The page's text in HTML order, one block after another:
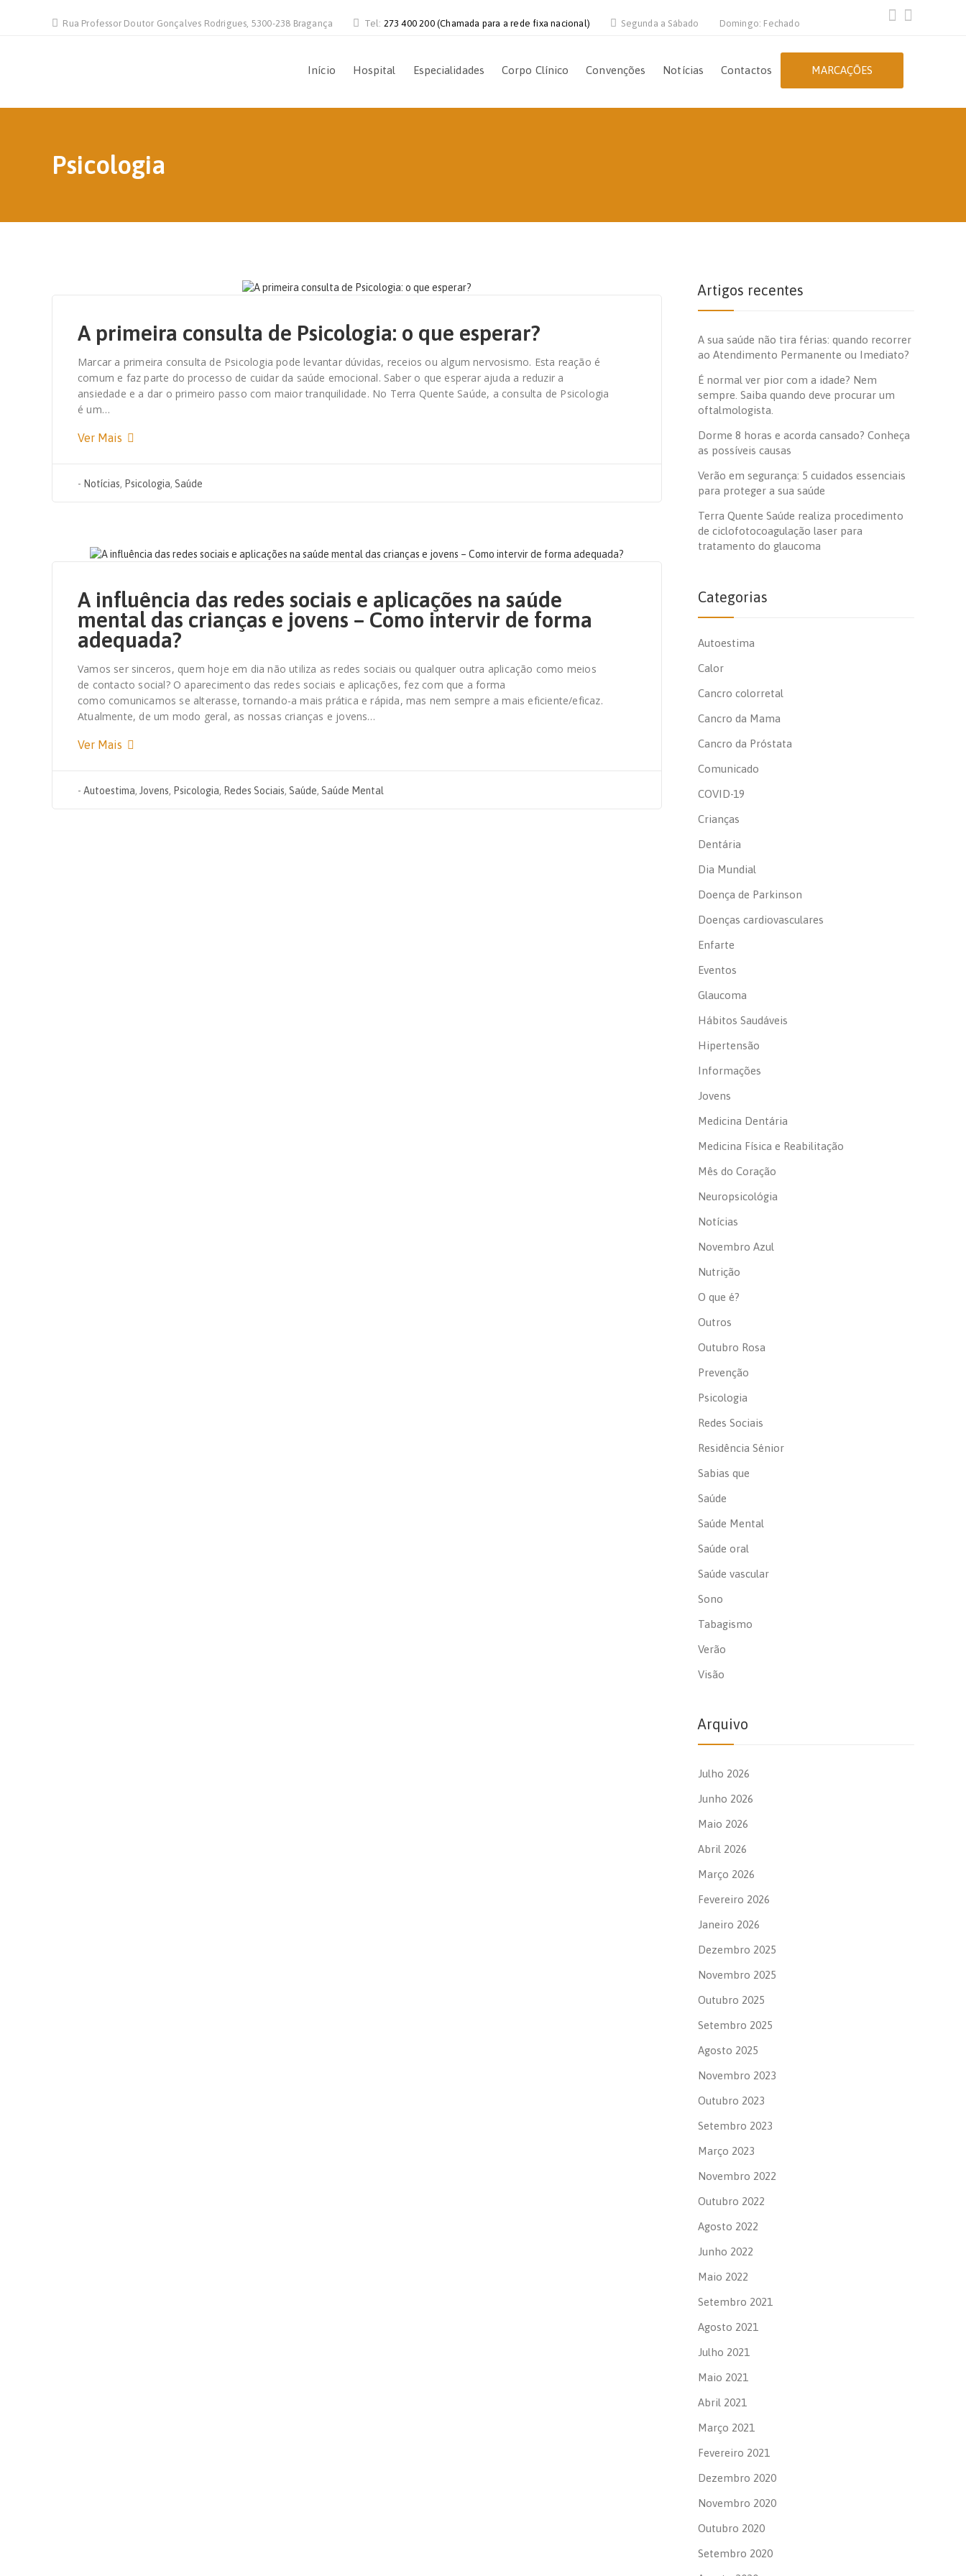
Rua Professor Doutor Gonçalves Rodrigues, 5300-238 Bragança Tel: 273 400 200 (Chamada para a rede fixa nacional) Segunda a Sábado Domingo: Fechado
Início Hospital Especialidades Corpo Clínico Convenções Notícias Contactos MARCAÇÕES
Psicologia
A primeira consulta de Psicologia: o que esperar?
Marcar a primeira consulta de Psicologia pode levantar dúvidas, receios ou algum nervosismo. Esta reação é
comum e faz parte do processo de cuidar da saúde emocional. Saber o que esperar ajuda a reduzir a
ansiedade e a dar o primeiro passo com maior tranquilidade. No Terra Quente Saúde, a consulta de Psicologia
é um…
Ver Mais
- Notícias, Psicologia, Saúde
A influência das redes sociais e aplicações na saúde
mental das crianças e jovens – Como intervir de forma
adequada?
Vamos ser sinceros, quem hoje em dia não utiliza as redes sociais ou qualquer outra aplicação como meios
de contacto social? O aparecimento das redes sociais e aplicações, fez com que a forma
como comunicamos se alterasse, tornando-a mais prática e rápida, mas nem sempre a mais eficiente/eficaz.
Atualmente, de um modo geral, as nossas crianças e jovens…
Ver Mais
- Autoestima, Jovens, Psicologia, Redes Sociais, Saúde, Saúde Mental
Artigos recentes
A sua saúde não tira férias: quando recorrer
ao Atendimento Permanente ou Imediato?
É normal ver pior com a idade? Nem
sempre. Saiba quando deve procurar um
oftalmologista.
Dorme 8 horas e acorda cansado? Conheça
as possíveis causas
Verão em segurança: 5 cuidados essenciais
para proteger a sua saúde
Terra Quente Saúde realiza procedimento
de ciclofotocoagulação laser para
tratamento do glaucoma
Categorias
Autoestima
Calor
Cancro colorretal
Cancro da Mama
Cancro da Próstata
Comunicado
COVID-19
Crianças
Dentária
Dia Mundial
Doença de Parkinson
Doenças cardiovasculares
Enfarte
Eventos
Glaucoma
Hábitos Saudáveis
Hipertensão
Informações
Jovens
Medicina Dentária
Medicina Física e Reabilitação
Mês do Coração
Neuropsicológia
Notícias
Novembro Azul
Nutrição
O que é?
Outros
Outubro Rosa
Prevenção
Psicologia
Redes Sociais
Residência Sénior
Sabias que
Saúde
Saúde Mental
Saúde oral
Saúde vascular
Sono
Tabagismo
Verão
Visão
Arquivo
Julho 2026
Junho 2026
Maio 2026
Abril 2026
Março 2026
Fevereiro 2026
Janeiro 2026
Dezembro 2025
Novembro 2025
Outubro 2025
Setembro 2025
Agosto 2025
Novembro 2023
Outubro 2023
Setembro 2023
Março 2023
Novembro 2022
Outubro 2022
Agosto 2022
Junho 2022
Maio 2022
Setembro 2021
Agosto 2021
Julho 2021
Maio 2021
Abril 2021
Março 2021
Fevereiro 2021
Dezembro 2020
Novembro 2020
Outubro 2020
Setembro 2020